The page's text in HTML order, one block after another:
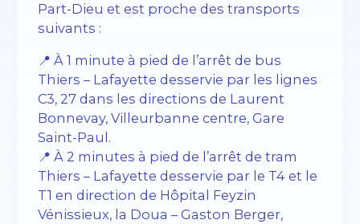
Part-Dieu et est proche des transports
suivants :
📍 À 1 minute à pied de l’arrêt de bus
Thiers – Lafayette desservie par les lignes
C3, 27 dans les directions de Laurent
Bonnevay, Villeurbanne centre, Gare
Saint-Paul.
📍 À 2 minutes à pied de l’arrêt de tram
Thiers – Lafayette desservie par le T4 et le
T1 en direction de Hôpital Feyzin
Vénissieux, la Doua – Gaston Berger,